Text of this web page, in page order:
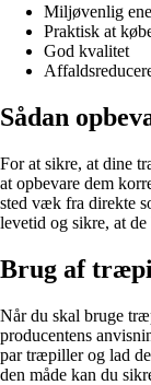
Miljøvenlig
Praktisk at
God kvalitet
Sådan
For at sikre, at dine
at opbevare dem
sted væk fra direkte
levetid og sikre, at
Brug af
Når du skal bruge
producentens
par træpiller og lad
den måde kan du